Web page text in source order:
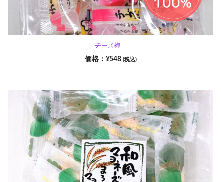
チーズ梅
¥548 (税込)